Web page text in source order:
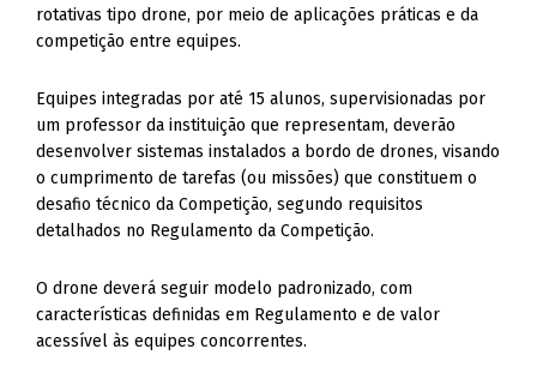
rotativas tipo drone, por meio de aplicações práticas e da
competição entre equipes.
Equipes integradas por até 15 alunos, supervisionadas por
um professor da instituição que representam, deverão
desenvolver sistemas instalados a bordo de drones, visando
o cumprimento de tarefas (ou missões) que constituem o
desafio técnico da Competição, segundo requisitos
detalhados no Regulamento da Competição.
O drone deverá seguir modelo padronizado, com
características definidas em Regulamento e de valor
acessível às equipes concorrentes.